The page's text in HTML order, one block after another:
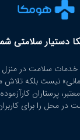
دستیار سلامتی
خدمات سلامت در
نیست بلکه تلاش
پرستاران
در محل را برای